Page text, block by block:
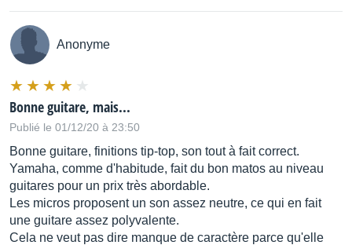
Anonyme
Bonne guitare, mais...
Publié le 01/12/20 à 23:50
Bonne guitare, finitions tip-top, son tout à fait correct.
Yamaha, comme d'habitude, fait du bon matos au niveau
guitares pour un prix très abordable.
Les micros proposent un son assez neutre, ce qui en fait
une guitare assez polyvalente.
Cela ne veut pas dire manque de caractère parce qu'elle